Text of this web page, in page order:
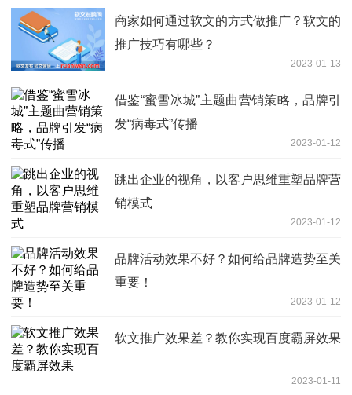
商家如何通过软文的方式做推广？软文的
推广技巧有哪些？
2023-01-13
借鉴“蜜雪冰城”主题曲营销策略，品牌引
发“病毒式”传播
2023-01-12
跳出企业的视角，以客户思维重塑品牌营
销模式
2023-01-12
品牌活动效果不好？如何给品牌造势至关
重要！
2023-01-12
软文推广效果差？教你实现百度霸屏效果
2023-01-11